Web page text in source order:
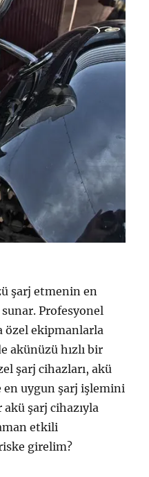
şarj etmenin en
Profesyonel
özel ekipmanlarla
akünüzü hızlı bir
şarj cihazları, akü
en uygun şarj işlemini
şarj cihazıyla
etkili
girelim?